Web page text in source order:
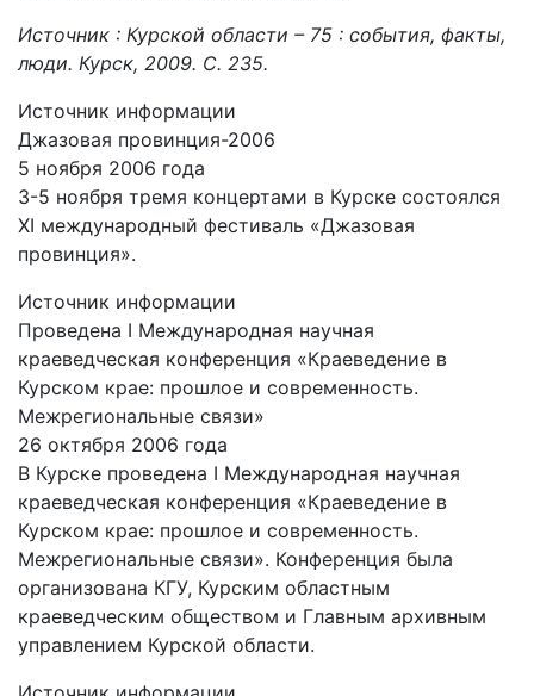
Источник : Курской области – 75 : события, факты,
люди. Курск, 2009. С. 235.
Источник информации
Джазовая провинция-2006
5 ноября 2006 года
3-5 ноября тремя концертами в Курске состоялся
XI международный фестиваль «Джазовая
провинция».
Источник информации
Проведена I Международная научная
краеведческая конференция «Краеведение в
Курском крае: прошлое и современность.
Межрегиональные связи»
26 октября 2006 года
В Курске проведена I Международная научная
краеведческая конференция «Краеведение в
Курском крае: прошлое и современность.
Межрегиональные связи». Конференция была
организована КГУ, Курским областным
краеведческим обществом и Главным архивным
управлением Курской области.